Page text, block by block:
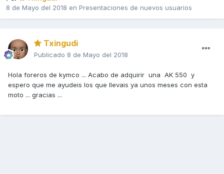
8 de Mayo del 2018 en Presentaciones de nuevos usuarios
Txingudi
Publicado 8 de Mayo del 2018
Hola foreros de kymco ... Acabo de adquirir una AK 550 y
espero que me ayudeis los que llevais ya unos meses con esta
moto ... gracias ...